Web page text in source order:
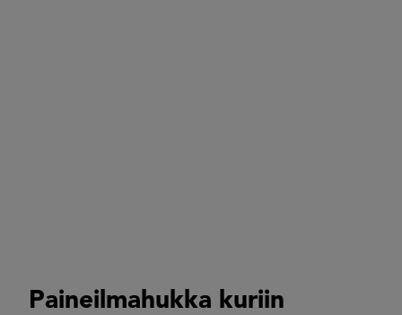
Paineilmahukka kuriin